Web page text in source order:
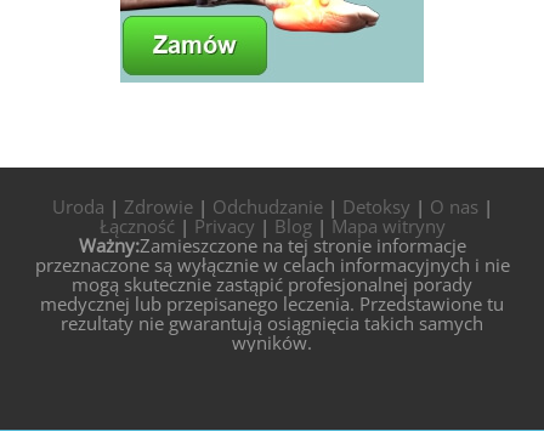
Uroda | Zdrowie| Odchudzanie| Detoksy | O nas |
Łączność | Privacy | Blog| Mapa witryny
Ważny:Zamieszczone na tej stronie informacje
przeznaczone są wyłącznie w celach informacyjnych i nie
mogą skutecznie zastąpić profesjonalnej porady
medycznej lub przepisanego leczenia. Przedstawione tu
rezultaty nie gwarantują osiągnięcia takich samych
wyników.